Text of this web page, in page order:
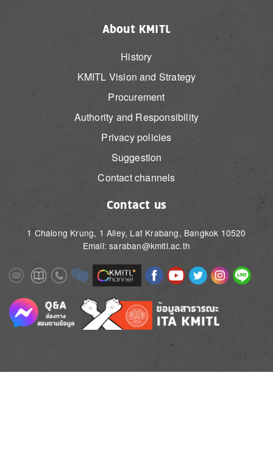
About KMITL
History
KMITL Vision and Strategy
Procurement
Authority and Responsibility
Privacy policies
Suggestion
Contact channels
Contact us
1 Chalong Krung, 1 Alley, Lat Krabang, Bangkok 10520
Email: saraban@kmitl.ac.th
ImageImageImageImage Image ImageImageImageImageImage
Image Image